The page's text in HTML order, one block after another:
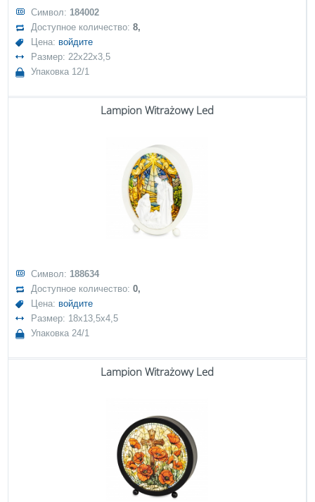
Символ: 184002
Доступное количество:8,
Цена: войдите
Размер: 22x22x3,5
Упаковка 12/1
Lampion Witrażowy Led
Символ: 188634
Доступное количество:0,
Цена: войдите
Размер: 18x13,5x4,5
Упаковка 24/1
Lampion Witrażowy Led